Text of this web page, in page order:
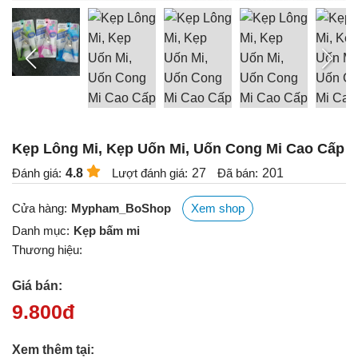
Kẹp Lông Mi, Kẹp Uốn Mi, Uốn Cong Mi Cao Cấp
Đánh giá: 4.8 Lượt đánh giá: 27 Đã bán: 201
Cửa hàng: Mypham_BoShop
Xem shop
Danh mục: Kẹp bấm mi
Thương hiệu:
Giá bán:
9.800đ
Xem thêm tại: